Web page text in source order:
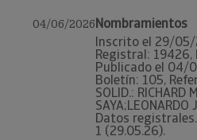
04/06/2026Nombramientos
Inscrito el 29/05/
Registral: 19426,
Publicado el 04/
Boletín: 105,
SOLID.: RICHARD
SAYA;LEONARDO
Datos registrales.
1 (29.05.26).